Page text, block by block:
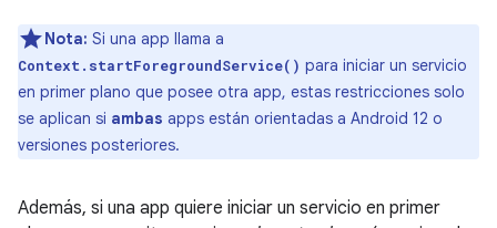
Nota: Si una app llama a
Context.startForegroundService() para iniciar un servicio
en primer plano que posee otra app, estas restricciones solo
se aplican si ambas apps están orientadas a Android 12 o
versiones posteriores.
Además, si una app quiere iniciar un servicio en primer